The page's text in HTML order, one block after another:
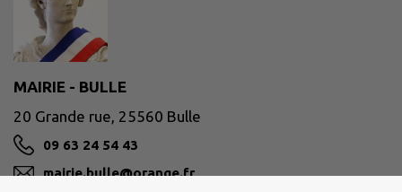
MAIRIE - BULLE
20 Grande rue, 25560 Bulle
09 63 24 54 43
mairie.bulle@orange.fr